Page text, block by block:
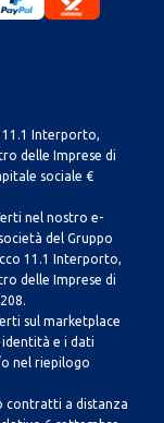
11.1 Interporto,
delle Imprese di
sociale €
nel nostro e-
del Gruppo
11.1 Interporto,
delle Imprese di
sul marketplace
e i dati
nel riepilogo
contratti a distanza